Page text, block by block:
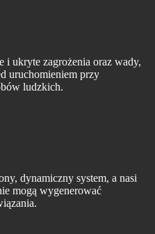
i ukryte zagrożenia oraz wady,
uruchomieniem przy
ludzkich.
dynamiczny system, a nasi
mogą wygenerować